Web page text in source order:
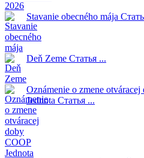
Stavanie obecného mája
Deň Zeme Статья ...
Oznámenie o zmene
Jednota Статья ...